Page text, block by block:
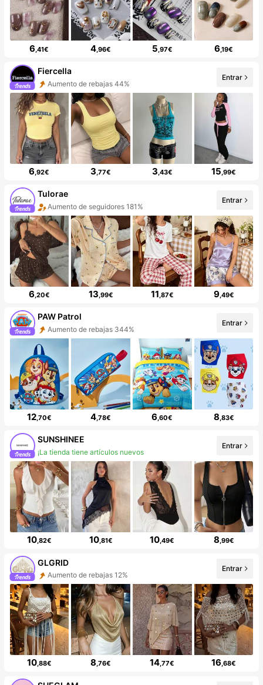
6,41€ 4,96€ 5,97€ 6,19€
Fiercella
Aumento de rebajas 44%
Entrar
6,92€ 3,77€ 3,43€ 15,99€
Tulorae
Aumento de seguidores 181%
Entrar
6,20€ 13,99€ 11,87€ 9,49€
PAW Patrol
Aumento de rebajas 344%
Entrar
12,70€ 4,78€ 6,60€ 8,83€
SUNSHINEE
¡La tienda tiene artículos nuevos
Entrar
10,82€ 10,81€ 10,49€ 8,99€
GLGRID
Aumento de rebajas 12%
Entrar
10,88€ 8,76€ 14,77€ 16,68€